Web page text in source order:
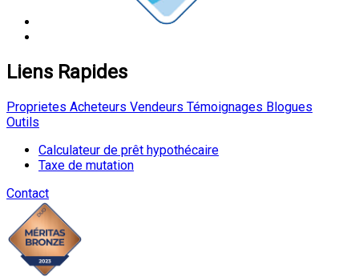
Liens Rapides
Proprietes Acheteurs Vendeurs Témoignages Blogues
Outils
Calculateur de prêt hypothécaire
Taxe de mutation
Contact